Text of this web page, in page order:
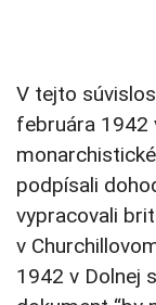
V tejto
februára 1942
podpísali
vypracovali
v
1942 v Dolnej